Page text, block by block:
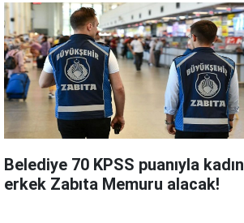
Belediye 70 KPSS puanıyla kadın
erkek Zabıta Memuru alacak!